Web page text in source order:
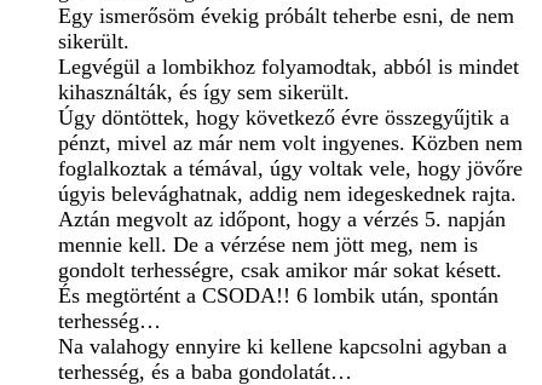
Egy ismerősöm évekig próbált teherbe esni, de nem
sikerült.
Legvégül a lombikhoz folyamodtak, abból is mindet
kihasználták, és így sem sikerült.
Úgy döntöttek, hogy következő évre összegyűjtik a
pénzt, mivel az már nem volt ingyenes. Közben nem
foglalkoztak a témával, úgy voltak vele, hogy jövőre
úgyis belevághatnak, addig nem idegeskednek rajta.
Aztán megvolt az időpont, hogy a vérzés 5. napján
mennie kell. De a vérzése nem jött meg, nem is
gondolt terhességre, csak amikor már sokat késett.
És megtörtént a CSODA!! 6 lombik után, spontán
terhesség…
Na valahogy ennyire ki kellene kapcsolni agyban a
terhesség, és a baba gondolatát…